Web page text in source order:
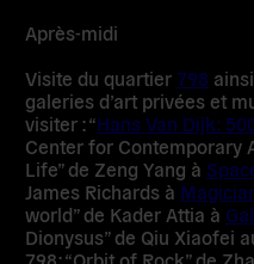
Après-midi
Visite du quartier 798
galeries d’art privées et
visiter : “Hans Van Dijk:
Center for Contemporary
Life” de Zeng Yang à
James Richards à
world” de Kader Attia à
Dionysus” de Qiu Xiaofei
798; “Orbit of Rock” de